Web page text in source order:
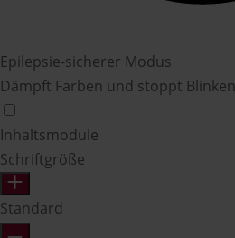
Epilepsie-sicherer Modus
Dämpft Farben und stoppt Blinken
Inhaltsmodule
Schriftgröße
Standard